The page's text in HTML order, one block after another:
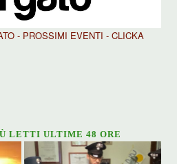
- PROSSIMI EVENTI - CLICKA
LETTI ULTIME 48 ORE